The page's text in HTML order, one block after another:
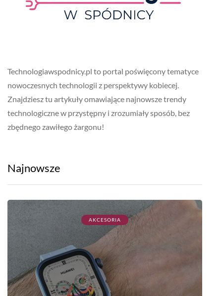
Technologiawspodnicy.pl to portal poświęcony tematyce
Najnowsze
2026-08-09
Aplikacja do smartwatcha Huawei
– jaka jest niezbędna do obsługi?